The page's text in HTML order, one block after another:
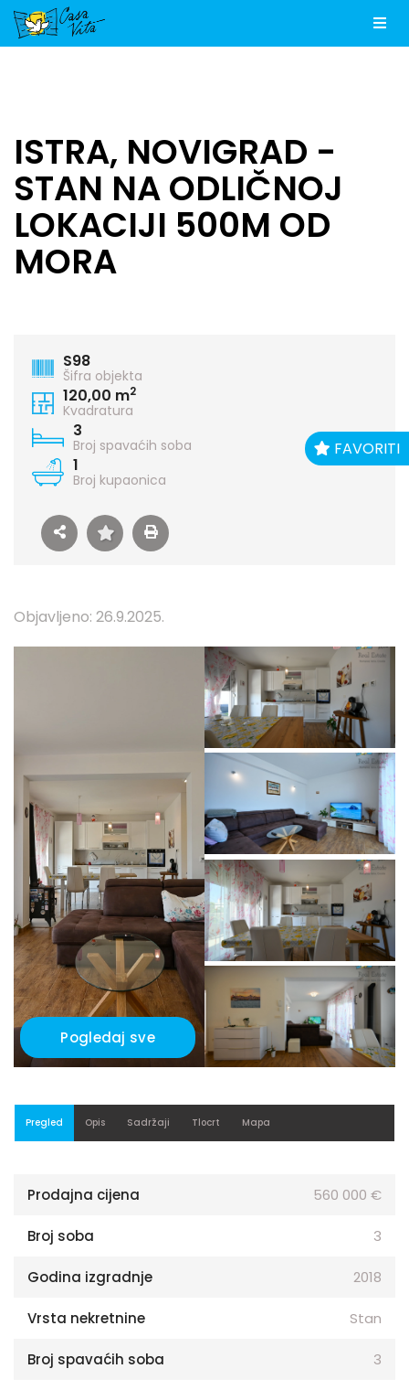
FAVORITI
ISTRA, NOVIGRAD -
STAN NA ODLIČNOJ
LOKACIJI 500M OD
MORA
S98
Šifra objekta
120,00 m2
Kvadratura
3
Broj spavaćih soba
1
Broj kupaonica
Objavljeno: 26.9.2025.
Pogledaj sve
Pregled Opis Sadržaji Tlocrt Mapa
Prodajna cijena 560 000 €
Broj soba 3
Godina izgradnje 2018
Vrsta nekretnine Stan
Broj spavaćih soba 3